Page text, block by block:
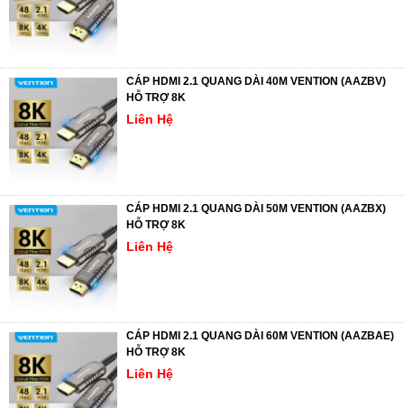
CÁP HDMI 2.1 QUANG DÀI 40M VENTION (AAZBV)
HỖ TRỢ 8K
Liên Hệ
CÁP HDMI 2.1 QUANG DÀI 50M VENTION (AAZBX)
HỖ TRỢ 8K
Liên Hệ
CÁP HDMI 2.1 QUANG DÀI 60M VENTION (AAZBAE)
HỖ TRỢ 8K
Liên Hệ